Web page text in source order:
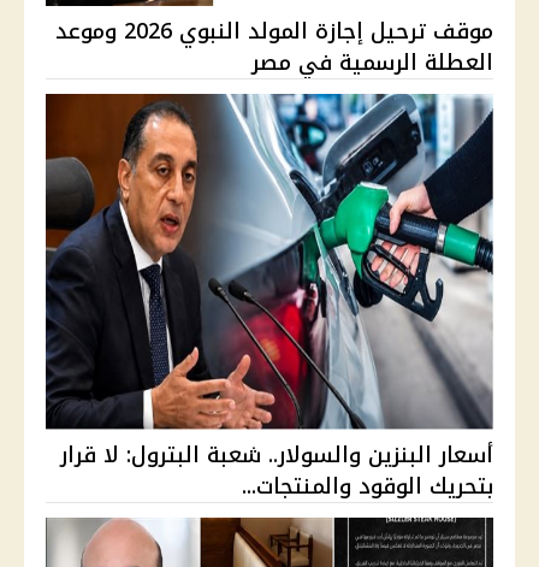
موقف ترحيل إجازة المولد النبوي 2026 وموعد
العطلة الرسمية في مصر
أسعار البنزين والسولار.. شعبة البترول: لا قرار
بتحريك الوقود والمنتجات...